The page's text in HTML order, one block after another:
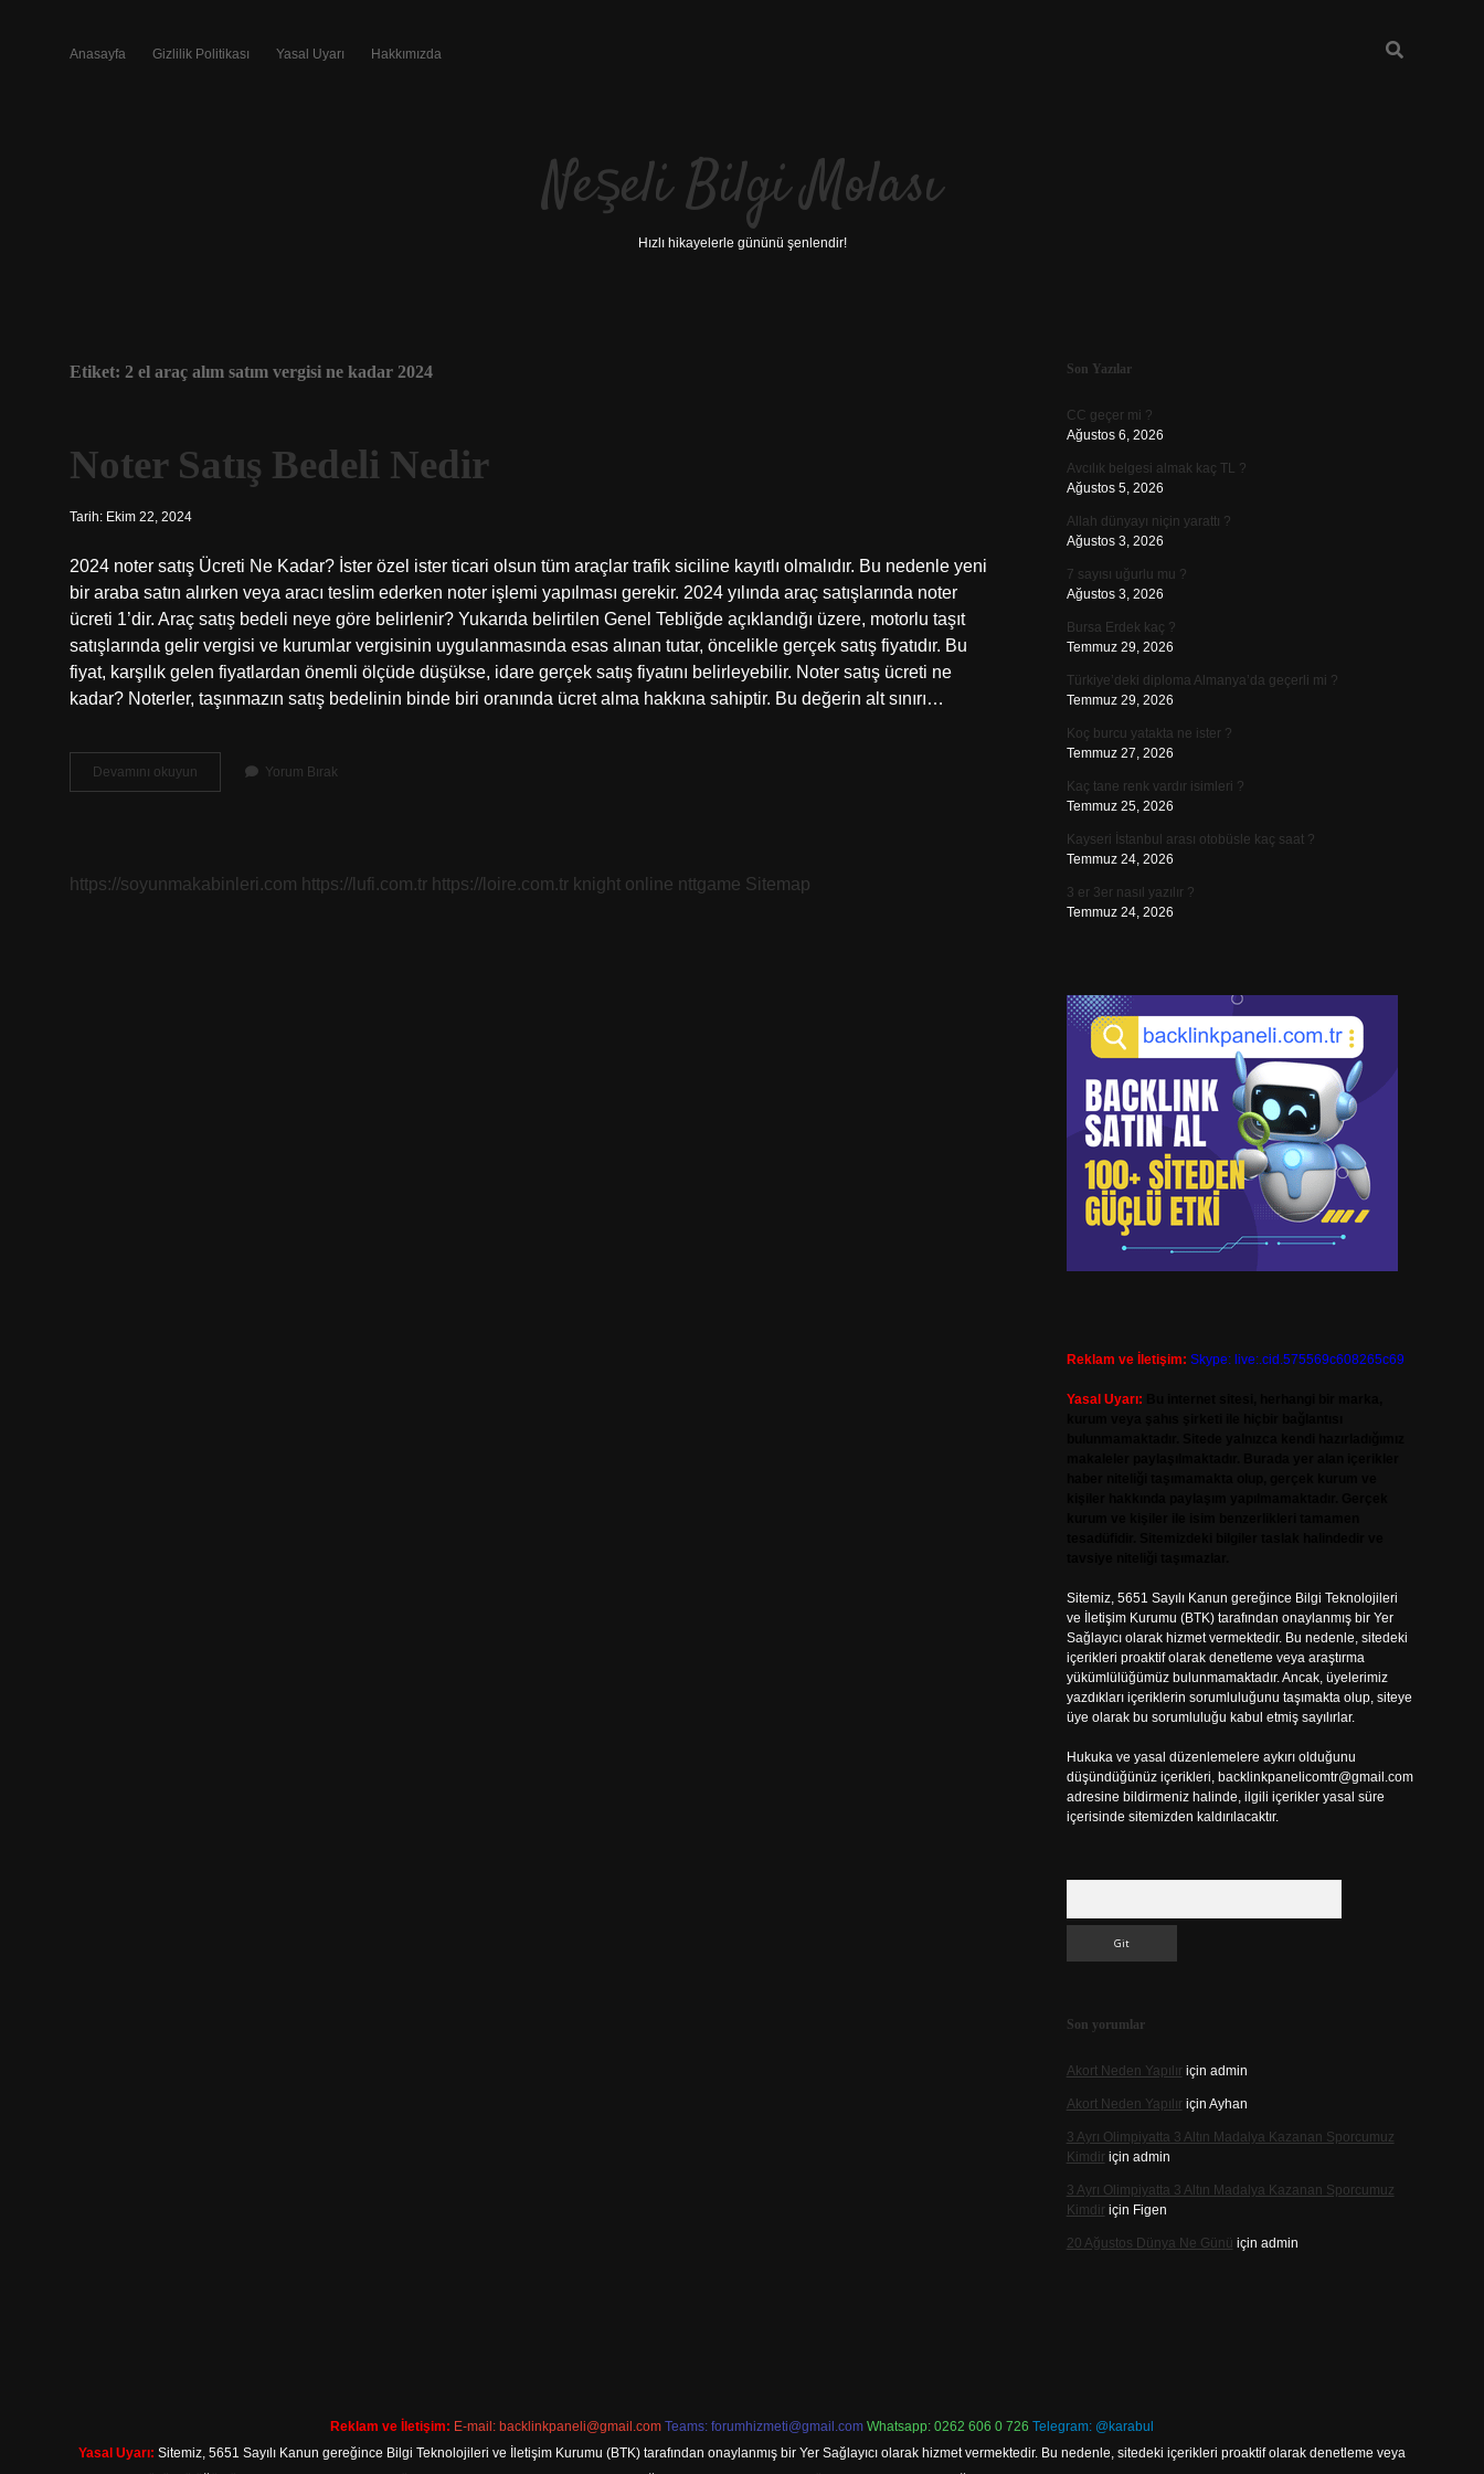
Anasayfa Gizlilik Politikası Yasal Uyarı Hakkımızda
Neşeli Bilgi Molası
Hızlı hikayelerle gününü şenlendir!
Etiket: 2 el araç alım satım vergisi ne kadar 2024
Noter Satış Bedeli Nedir
Tarih: Ekim 22, 2024
2024 noter satış Ücreti Ne Kadar? İster özel ister ticari olsun tüm araçlar trafik siciline kayıtlı olmalıdır. Bu nedenle yeni
bir araba satın alırken veya aracı teslim ederken noter işlemi yapılması gerekir. 2024 yılında araç satışlarında noter
ücreti 1’dir. Araç satış bedeli neye göre belirlenir? Yukarıda belirtilen Genel Tebliğde açıklandığı üzere, motorlu taşıt
satışlarında gelir vergisi ve kurumlar vergisinin uygulanmasında esas alınan tutar, öncelikle gerçek satış fiyatıdır. Bu
fiyat, karşılık gelen fiyatlardan önemli ölçüde düşükse, idare gerçek satış fiyatını belirleyebilir. Noter satış ücreti ne
kadar? Noterler, taşınmazın satış bedelinin binde biri oranında ücret alma hakkına sahiptir. Bu değerin alt sınırı…
Devamını okuyun
Satış
Yorum Bırak
https://soyunmakabinleri.com https://lufi.com.tr https://loire.com.tr knight online nttgame Sitemap
Sidebar
Son Yazılar
CC geçer mi ?
Ağustos 6, 2026
Avcılık belgesi almak kaç TL ?
Ağustos 5, 2026
Allah dünyayı niçin yarattı ?
Ağustos 3, 2026
7 sayısı uğurlu mu ?
Ağustos 3, 2026
Bursa Erdek kaç ?
Temmuz 29, 2026
Türkiye’deki diploma Almanya’da geçerli mi ?
Temmuz 29, 2026
Koç burcu yatakta ne ister ?
Temmuz 27, 2026
Kaç tane renk vardır isimleri ?
Temmuz 25, 2026
Kayseri İstanbul arası otobüsle kaç saat ?
Temmuz 24, 2026
3 er 3er nasıl yazılır ?
Temmuz 24, 2026
Reklam ve İletişim: Skype: live:.cid.575569c608265c69
Yasal Uyarı:
Sitemiz, 5651 Sayılı Kanun gereğince Bilgi Teknolojileri
ve İletişim Kurumu (BTK) tarafından onaylanmış bir Yer
Sağlayıcı olarak hizmet vermektedir. Bu nedenle, sitedeki
içerikleri proaktif olarak denetleme veya araştırma
yükümlülüğümüz bulunmamaktadır. Ancak, üyelerimiz
yazdıkları içeriklerin sorumluluğunu taşımakta olup, siteye
üye olarak bu sorumluluğu kabul etmiş sayılırlar.
Hukuka ve yasal düzenlemelere aykırı olduğunu
düşündüğünüz içerikleri, backlinkpanelicomtr@gmail.com
adresine bildirmeniz halinde, ilgili içerikler yasal süre
içerisinde sitemizden kaldırılacaktır.
Son yorumlar
Akort Neden Yapılıriçin admin
Akort Neden Yapılıriçin Ayhan
3 Ayrı Olimpiyatta 3 Altın Madalya Kazanan Sporcumuz
Kimdiriçin admin
3 Ayrı Olimpiyatta 3 Altın Madalya Kazanan Sporcumuz
Kimdiriçin Figen
20 Ağustos Dünya Ne Günü için admin
Reklam ve İletişim: E-mail: backlinkpaneli@gmail.com Teams: forumhizmeti@gmail.com Whatsapp: 0262 606 0 726 Telegram: @karabul
Yasal Uyarı: Sitemiz, 5651 Sayılı Kanun gereğince Bilgi Teknolojileri ve İletişim Kurumu (BTK) tarafından onaylanmış bir Yer Sağlayıcı olarak hizmet vermektedir. Bu nedenle, sitedeki içerikleri proaktif olarak denetleme veya